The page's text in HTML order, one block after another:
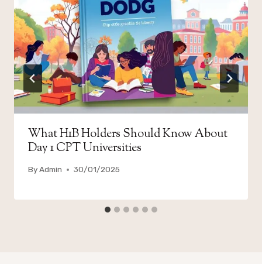
What H1B Holders Should Know About
Day 1 CPT Universities
ByAdmin 30/01/2025